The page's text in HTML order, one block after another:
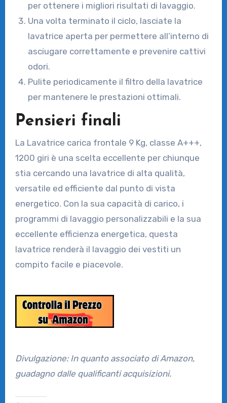
per ottenere i migliori risultati di lavaggio.
Una volta terminato il ciclo, lasciate la
lavatrice aperta per permettere all’interno di
asciugare correttamente e prevenire cattivi
odori.
Pulite periodicamente il filtro della lavatrice
per mantenere le prestazioni ottimali.
Pensieri finali
La Lavatrice carica frontale 9 Kg, classe A+++,
1200 giri è una scelta eccellente per chiunque
stia cercando una lavatrice di alta qualità,
versatile ed efficiente dal punto di vista
energetico. Con la sua capacità di carico, i
programmi di lavaggio personalizzabili e la sua
eccellente efficienza energetica, questa
lavatrice renderà il lavaggio dei vestiti un
compito facile e piacevole.
Divulgazione: In quanto associato di Amazon,
guadagno dalle qualificanti acquisizioni.